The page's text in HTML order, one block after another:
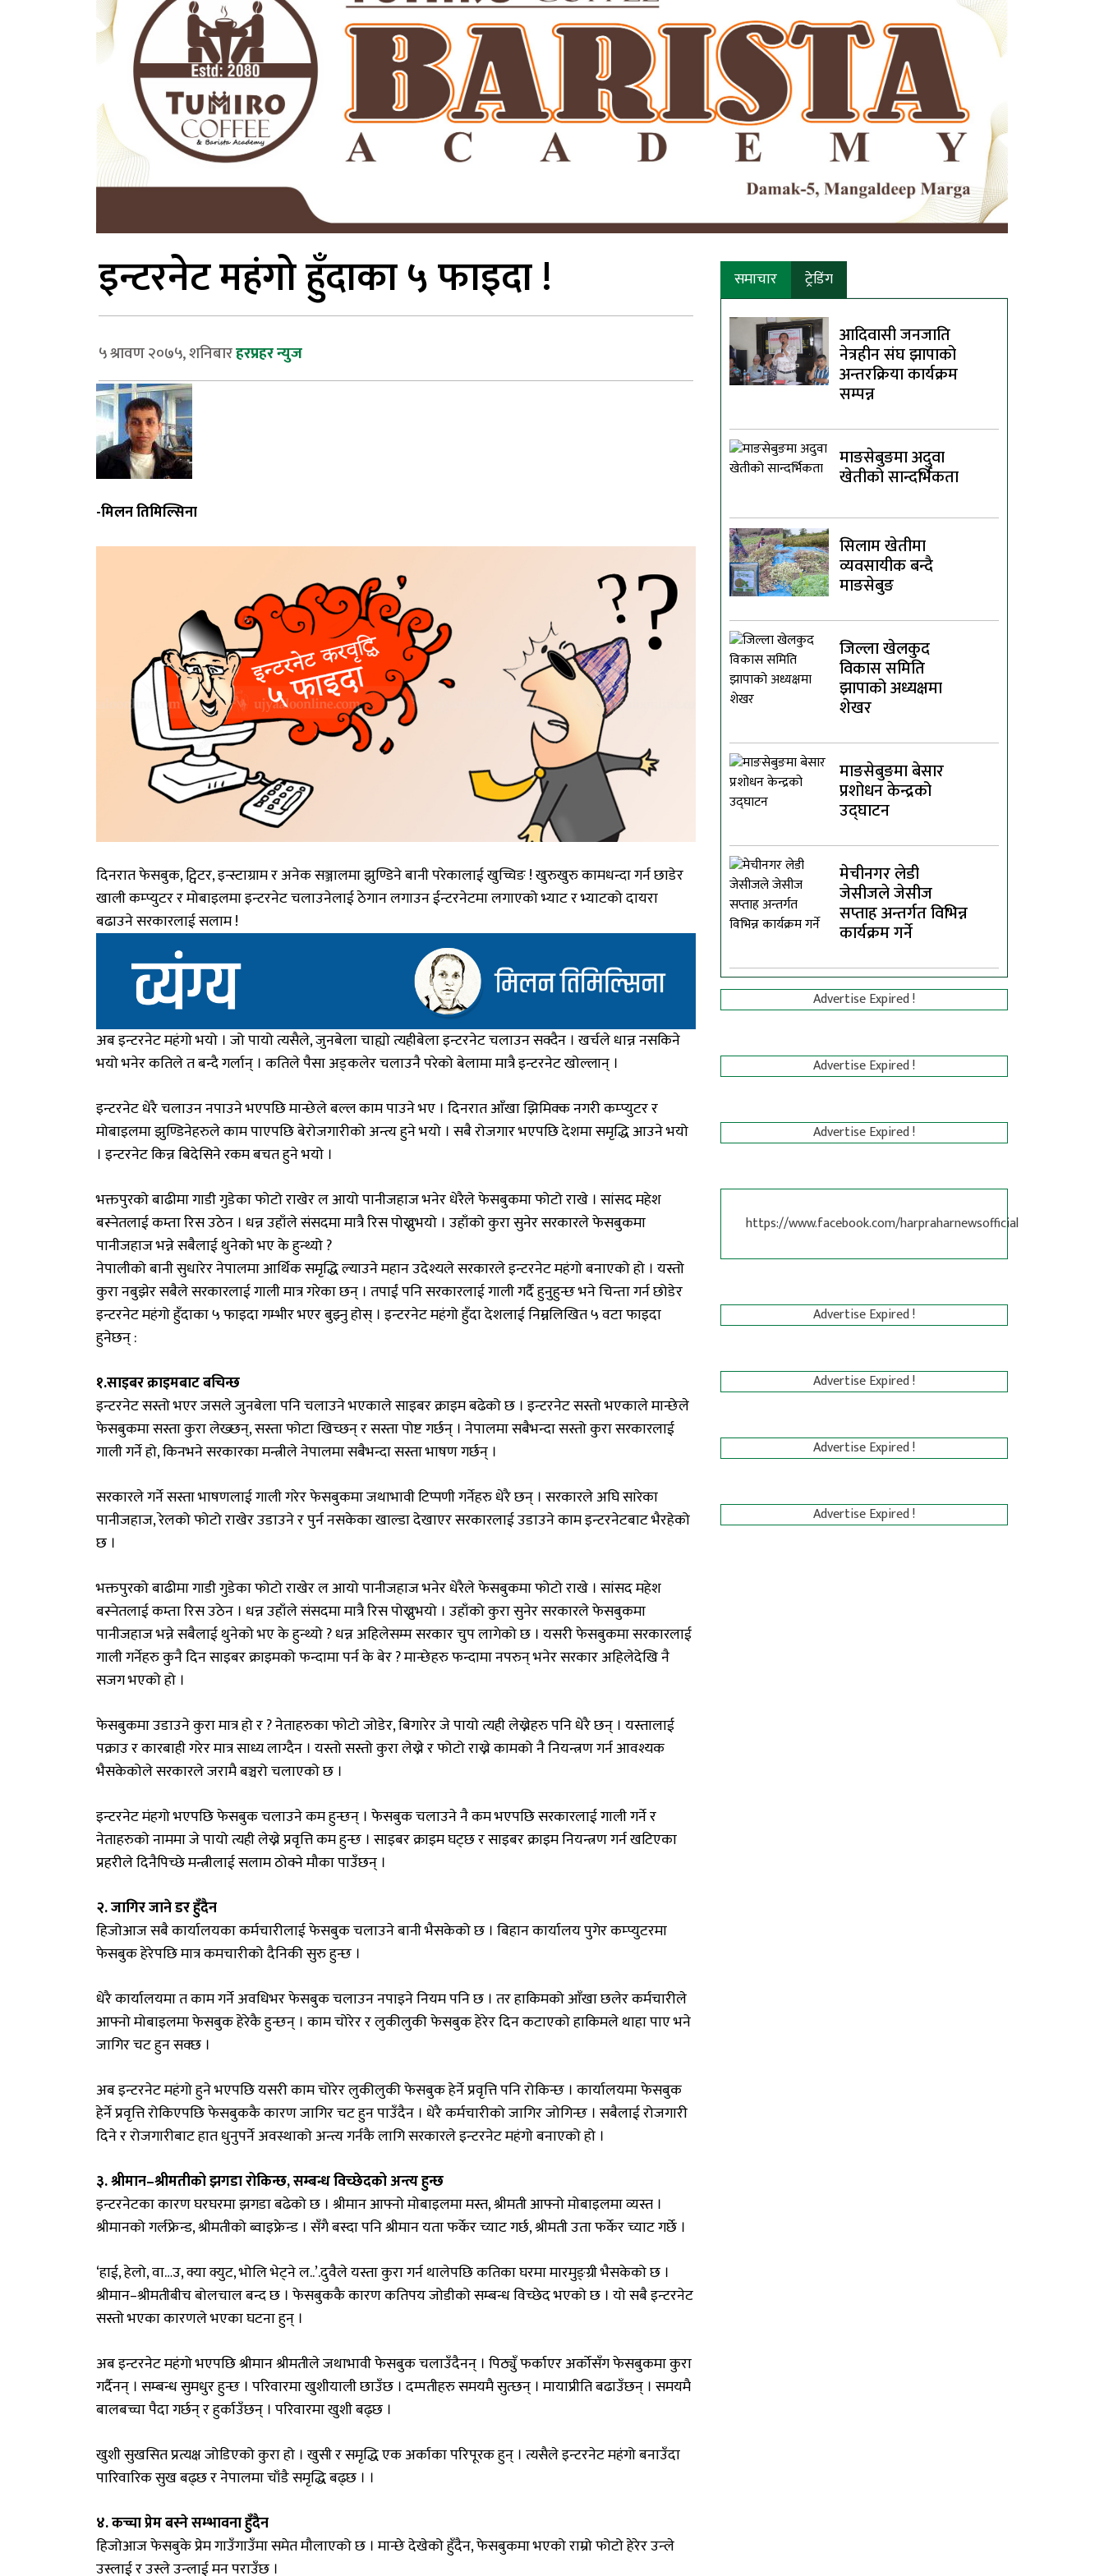
इन्टरनेट महंगो हुँदाका ५ फाइदा !
५ श्रावण २०७५, शनिबारहरप्रहर न्युज
-मिलन तिमिल्सिना
दिनरात फेसबुक, ट्विटर, इन्स्टाग्राम र अनेक सञ्जालमा झुण्डिने बानी परेकालाई खुच्चिङ ! खुरुखुरु कामधन्दा गर्न छाडेर
खाली कम्प्युटर र मोबाइलमा इन्टरनेट चलाउनेलाई ठेगान लगाउन ईन्टरनेटमा लगाएको भ्याट र भ्याटको दायरा
बढाउने सरकारलाई सलाम !
अब इन्टरनेट महंगो भयो । जो पायो त्यसैले, जुनबेला चाह्यो त्यहीबेला इन्टरनेट चलाउन सक्दैन । खर्चले धान्न नसकिने
भयो भनेर कतिले त बन्दै गर्लान् । कतिले पैसा अड्कलेर चलाउनै परेको बेलामा मात्रै इन्टरनेट खोल्लान् ।
इन्टरनेट धेरै चलाउन नपाउने भएपछि मान्छेले बल्ल काम पाउने भए । दिनरात आँखा झिमिक्क नगरी कम्प्युटर र
मोबाइलमा झुण्डिनेहरुले काम पाएपछि बेरोजगारीको अन्त्य हुने भयो । सबै रोजगार भएपछि देशमा समृद्धि आउने भयो
। इन्टरनेट किन्न बिदेसिने रकम बचत हुने भयो ।
भक्तपुरको बाढीमा गाडी गुडेका फोटो राखेर ल आयो पानीजहाज भनेर धेरैले फेसबुकमा फोटो राखे । सांसद महेश
बस्नेतलाई कम्ता रिस उठेन । धन्न उहाँले संसदमा मात्रै रिस पोख्नुभयो । उहाँको कुरा सुनेर सरकारले फेसबुकमा
पानीजहाज भन्ने सबैलाई थुनेको भए के हुन्थ्यो ?
नेपालीको बानी सुधारेर नेपालमा आर्थिक समृद्धि ल्याउने महान उदेश्यले सरकारले इन्टरनेट महंगो बनाएको हो । यस्तो
कुरा नबुझेर सबैले सरकारलाई गाली मात्र गरेका छन् । तपाईं पनि सरकारलाई गाली गर्दै हुनुहुन्छ भने चिन्ता गर्न छोडेर
इन्टरनेट महंगो हुँदाका ५ फाइदा गम्भीर भएर बुझ्नु होस् । इन्टरनेट महंगो हुँदा देशलाई निम्नलिखित ५ वटा फाइदा
हुनेछन् :
१.साइबर क्राइमबाट बचिन्छ
इन्टरनेट सस्तो भएर जसले जुनबेला पनि चलाउने भएकाले साइबर क्राइम बढेको छ । इन्टरनेट सस्तो भएकाले मान्छेले
फेसबुकमा सस्ता कुरा लेख्छन्, सस्ता फोटा खिच्छन् र सस्ता पोष्ट गर्छन् । नेपालमा सबैभन्दा सस्तो कुरा सरकारलाई
गाली गर्ने हो, किनभने सरकारका मन्त्रीले नेपालमा सबैभन्दा सस्ता भाषण गर्छन् ।
सरकारले गर्ने सस्ता भाषणलाई गाली गरेर फेसबुकमा जथाभावी टिप्पणी गर्नेहरु धेरै छन् । सरकारले अघि सारेका
पानीजहाज, रेलको फोटो राखेर उडाउने र पुर्न नसकेका खाल्डा देखाएर सरकारलाई उडाउने काम इन्टरनेटबाट भैरहेको
छ ।
भक्तपुरको बाढीमा गाडी गुडेका फोटो राखेर ल आयो पानीजहाज भनेर धेरैले फेसबुकमा फोटो राखे । सांसद महेश
बस्नेतलाई कम्ता रिस उठेन । धन्न उहाँले संसदमा मात्रै रिस पोख्नुभयो । उहाँको कुरा सुनेर सरकारले फेसबुकमा
पानीजहाज भन्ने सबैलाई थुनेको भए के हुन्थ्यो ? धन्न अहिलेसम्म सरकार चुप लागेको छ । यसरी फेसबुकमा सरकारलाई
गाली गर्नेहरु कुनै दिन साइबर क्राइमको फन्दामा पर्न के बेर ? मान्छेहरु फन्दामा नपरुन् भनेर सरकार अहिलेदेखि नै
सजग भएको हो ।
फेसबुकमा उडाउने कुरा मात्र हो र ? नेताहरुका फोटो जोडेर, बिगारेर जे पायो त्यही लेख्नेहरु पनि धेरै छन् । यस्तालाई
पक्राउ र कारबाही गरेर मात्र साध्य लाग्दैन । यस्तो सस्तो कुरा लेख्ने र फोटो राख्ने कामको नै नियन्त्रण गर्न आवश्यक
भैसकेकोले सरकारले जरामै बञ्चरो चलाएको छ ।
इन्टरनेट मंहगो भएपछि फेसबुक चलाउने कम हुन्छन् । फेसबुक चलाउने नै कम भएपछि सरकारलाई गाली गर्ने र
नेताहरुको नाममा जे पायो त्यही लेख्ने प्रवृत्ति कम हुन्छ । साइबर क्राइम घट्छ र साइबर क्राइम नियन्त्रण गर्न खटिएका
प्रहरीले दिनैपिच्छे मन्त्रीलाई सलाम ठोक्ने मौका पाउँछन् ।
२. जागिर जाने डर हुँदैन
हिजोआज सबै कार्यालयका कर्मचारीलाई फेसबुक चलाउने बानी भैसकेको छ । बिहान कार्यालय पुगेर कम्प्युटरमा
फेसबुक हेरेपछि मात्र कमचारीको दैनिकी सुरु हुन्छ ।
धेरै कार्यालयमा त काम गर्ने अवधिभर फेसबुक चलाउन नपाइने नियम पनि छ । तर हाकिमको आँखा छलेर कर्मचारीले
आफ्नो मोबाइलमा फेसबुक हेरेकै हुन्छन् । काम चोरेर र लुकीलुकी फेसबुक हेरेर दिन कटाएको हाकिमले थाहा पाए भने
जागिर चट हुन सक्छ ।
अब इन्टरनेट महंगो हुने भएपछि यसरी काम चोरेर लुकीलुकी फेसबुक हेर्ने प्रवृत्ति पनि रोकिन्छ । कार्यालयमा फेसबुक
हेर्ने प्रवृत्ति रोकिएपछि फेसबुककै कारण जागिर चट हुन पाउँदैन । धेरै कर्मचारीको जागिर जोगिन्छ । सबैलाई रोजगारी
दिने र रोजगारीबाट हात धुनुपर्ने अवस्थाको अन्त्य गर्नकै लागि सरकारले इन्टरनेट महंगो बनाएको हो ।
३. श्रीमान–श्रीमतीको झगडा रोकिन्छ, सम्बन्ध विच्छेदको अन्त्य हुन्छ
इन्टरनेटका कारण घरघरमा झगडा बढेको छ । श्रीमान आफ्नो मोबाइलमा मस्त, श्रीमती आफ्नो मोबाइलमा व्यस्त ।
श्रीमानको गर्लफ्रेन्ड, श्रीमतीको ब्वाइफ्रेन्ड । सँगै बस्दा पनि श्रीमान यता फर्केर च्याट गर्छ, श्रीमती उता फर्केर च्याट गर्छे ।
‘हाई, हेलो, वा…उ, क्या क्युट, भोलि भेट्ने ल..’.दुवैले यस्ता कुरा गर्न थालेपछि कतिका घरमा मारमुङ्ग्री भैसकेको छ ।
श्रीमान–श्रीमतीबीच बोलचाल बन्द छ । फेसबुककै कारण कतिपय जोडीको सम्बन्ध विच्छेद भएको छ । यो सबै इन्टरनेट
सस्तो भएका कारणले भएका घटना हुन् ।
अब इन्टरनेट महंगो भएपछि श्रीमान श्रीमतीले जथाभावी फेसबुक चलाउँदैनन् । पिठ्युँ फर्काएर अर्कोसँग फेसबुकमा कुरा
गर्दैनन् । सम्बन्ध सुमधुर हुन्छ । परिवारमा खुशीयाली छाउँछ । दम्पतीहरु समयमै सुत्छन् । मायाप्रीति बढाउँछन् । समयमै
बालबच्चा पैदा गर्छन् र हुर्काउँछन् । परिवारमा खुशी बढ्छ ।
खुशी सुखसित प्रत्यक्ष जोडिएको कुरा हो । खुसी र समृद्धि एक अर्काका परिपूरक हुन् । त्यसैले इन्टरनेट महंगो बनाउँदा
पारिवारिक सुख बढ्छ र नेपालमा चाँडै समृद्धि बढ्छ । ।
४. कच्चा प्रेम बस्ने सम्भावना हुँदैन
हिजोआज फेसबुके प्रेम गाउँगाउँमा समेत मौलाएको छ । मान्छे देखेको हुँदैन, फेसबुकमा भएको राम्रो फोटो हेरेर उन्ले
उस्लाई र उस्ले उन्लाई मन पराउँछ ।
समाचार ट्रेडिंग
आदिवासी जनजाति
नेत्रहीन संघ झापाको
अन्तरक्रिया कार्यक्रम
सम्पन्न
माङसेबुङमा अदुवा
खेतीको सान्दर्भिकता
सिलाम खेतीमा
व्यवसायीक बन्दै
माङसेबुङ
जिल्ला खेलकुद
विकास समिति
झापाको अध्यक्षमा
शेखर
माङसेबुङमा बेसार
प्रशोधन केन्द्रको
उद्घाटन
मेचीनगर लेडी
जेसीजले जेसीज
सप्ताह अन्तर्गत विभिन्न
कार्यक्रम गर्ने
Advertise Expired !
Advertise Expired !
Advertise Expired !
https://www.facebook.com/harpraharnewsofficial
Advertise Expired !
Advertise Expired !
Advertise Expired !
Advertise Expired !